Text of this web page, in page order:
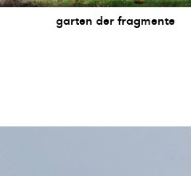
garten der fragmente